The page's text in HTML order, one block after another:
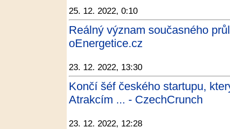
25. 12. 2022, 0:10
Reálný význam současného
oEnergetice.cz
23. 12. 2022, 13:30
Končí šéf českého startupu,
Atrakcím ... - CzechCrunch
23. 12. 2022, 12:28